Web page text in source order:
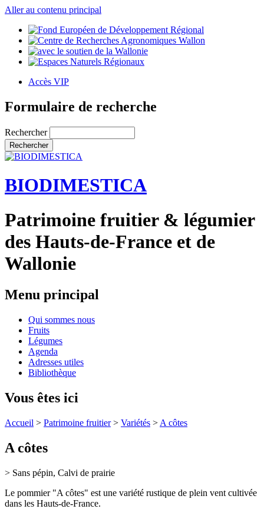
Aller au contenu principal
Accès VIP
Formulaire de recherche
Rechercher
BIODIMESTICA
Patrimoine fruitier & légumier
des Hauts-de-France et de
Wallonie
Menu principal
Qui sommes nous
Fruits
Légumes
Agenda
Adresses utiles
Bibliothèque
Vous êtes ici
Accueil > Patrimoine fruitier > Variétés > A côtes
A côtes
> Sans pépin, Calvi de prairie
Le pommier "A côtes" est une variété rustique de plein vent cultivée
dans les Hauts-de-France.